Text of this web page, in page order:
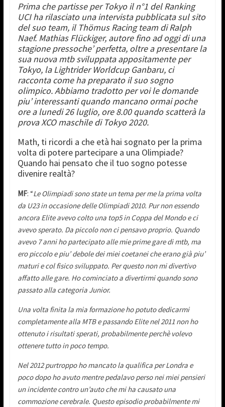
Prima che partisse per Tokyo il n°1 del Ranking
UCI ha rilasciato una intervista pubblicata sul sito
del suo team, il Thömus Racing team di Ralph
Naef. Mathias Flückiger, autore fino ad oggi di una
stagione pressoche’ perfetta, oltre a presentare la
sua nuova mtb sviluppata appositamente per
Tokyo, la Lightrider Worldcup Ganbaru, ci
racconta come ha preparato il suo sogno
olimpico.Abbiamo tradotto per voi le domande
piu’ interessanti quando mancano ormai poche
ore a lunedi 26 luglio, ore 8.00 quando scatterà la
prova XCO maschile di Tokyo 2020.
Math, ti ricordi a che età hai sognato per la prima
volta di potere partecipare a una Olimpiade?
Quando hai pensato che il tuo sogno potesse
divenire realtà?
MF: “Le Olimpiadi sono state un tema per me la prima volta
da U23 in occasione delle Olimpiadi 2010. Pur non essendo
ancora Elite avevo colto una top5 in Coppa del Mondo e ci
avevo sperato. Da piccolo non ci pensavo proprio. Quando
avevo 7 anni ho partecipato alle mie prime gare di mtb, ma
ero piccolo e piu’ debole dei miei coetanei che erano già piu’
maturi e col fisico sviluppato. Per questo non mi divertivo
affatto alle gare. Ho cominciato a divertirmi quando sono
passato alla categoria Junior.
Una volta finita la mia formazione ho potuto dedicarmi
completamente alla MTB e passando Elite nel 2011 non ho
ottenuto i risultati sperati, probabilmente perchè volevo
ottenere tutto in poco tempo.
Nel 2012 purtroppo ho mancato la qualifica per Londra e
poco dopo ho avuto mentre pedalavo perso nei miei pensieri
un incidente contro un’auto che mi ha causato una
commozione cerebrale. Questo episodio probabilmente mi